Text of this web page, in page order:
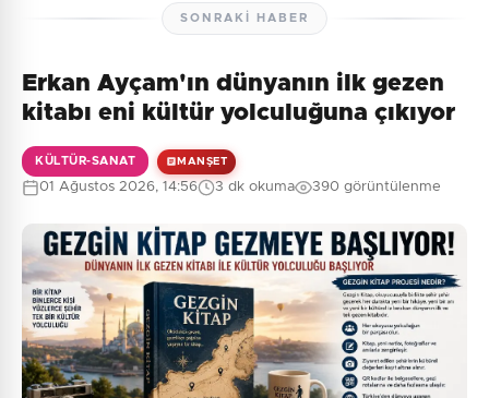
SONRAKI HABER
Erkan Ayçam'ın dünyanın ilk gezen
kitabı eni kültür yolculuğuna çıkıyor
KÜLTÜR-SANAT MANŞET
01 Ağustos 2026, 14:56 3 dk okuma 390 görüntülenme